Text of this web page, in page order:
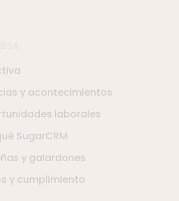
y acontecimientos
laborales
SugarCRM
y galardones
y cumplimiento